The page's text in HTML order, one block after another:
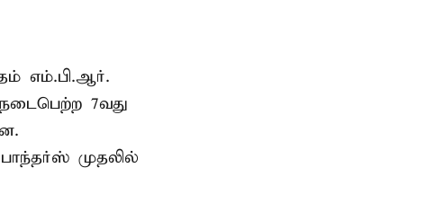
எம்.பி.ஆர்.
7வது
முதலில்